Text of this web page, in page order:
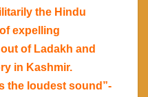
the Hindu
expelling
of Ladakh and
in Kashmir.
the loudest sound”-